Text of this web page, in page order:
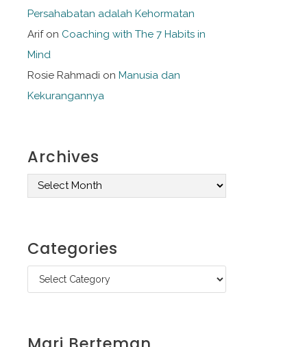
Persahabatan adalah Kehormatan
Arifon Coaching with The 7 Habits in
Mind
Rosie Rahmadi on Manusia dan
Kekurangannya
Archives
Categories